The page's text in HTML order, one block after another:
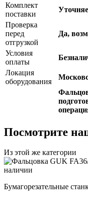
Комплект
поставки
Проверка
перед
отгрузкой
Да,
Условия
оплаты
Локация
оборудования
Посмотрите
Из этой же категории
наличии
Бумагорезательные